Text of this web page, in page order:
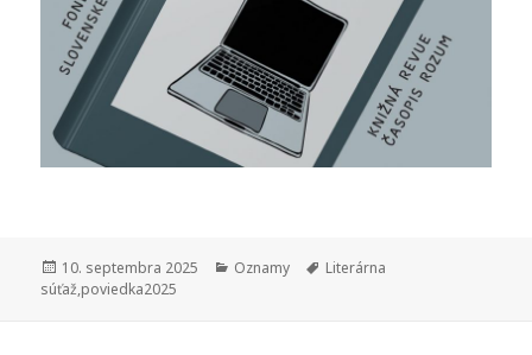
Publikované
10. septembra 2025 Kategórie
Oznamy Značky
Literárna
súťaž,poviedka2025